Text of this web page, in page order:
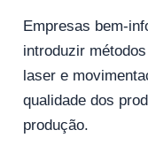
Empresas bem-
introduzir
laser e
qualidade dos
produção.